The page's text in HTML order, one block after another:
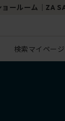
ョールーム｜ZA
検索マイページ